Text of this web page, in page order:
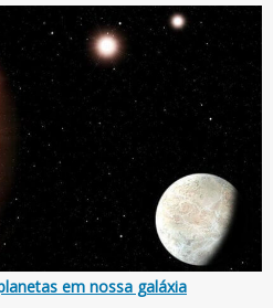
em nossa galáxia